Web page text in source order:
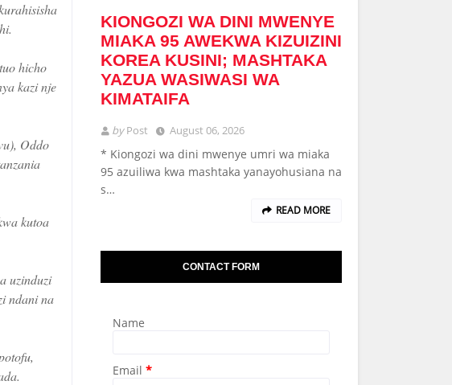
hicho
kazi nje
Oddo
kutoa
uzinduzi
ndani na
KIONGOZI WA DINI MWENYE
MIAKA 95 AWEKWA KIZUIZINI
KOREA KUSINI; MASHTAKA
YAZUA WASIWASI WA
KIMATAIFA
byPost August 06, 2026
* Kiongozi wa dini mwenye umri wa miaka
95 azuiliwa kwa mashtaka yanayohusiana na
s…
READ MORE
CONTACT FORM
Name
Email *